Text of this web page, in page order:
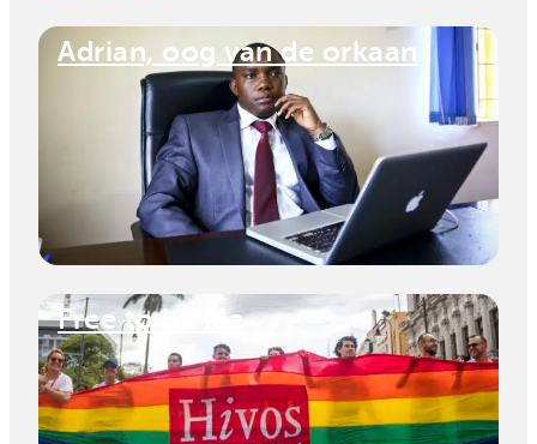
Adrian, oog van de orkaan
Free to be Me